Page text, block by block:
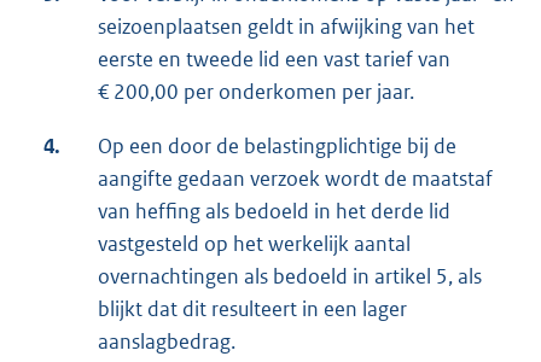
seizoenplaatsen geldt in afwijking van het
eerste en tweede lid een vast tarief van
€ 200,00 per onderkomen per jaar.
4.
Op een door de belastingplichtige bij de
aangifte gedaan verzoek wordt de maatstaf
van heffing als bedoeld in het derde lid
vastgesteld op het werkelijk aantal
overnachtingen als bedoeld in artikel 5, als
blijkt dat dit resulteert in een lager
aanslagbedrag.